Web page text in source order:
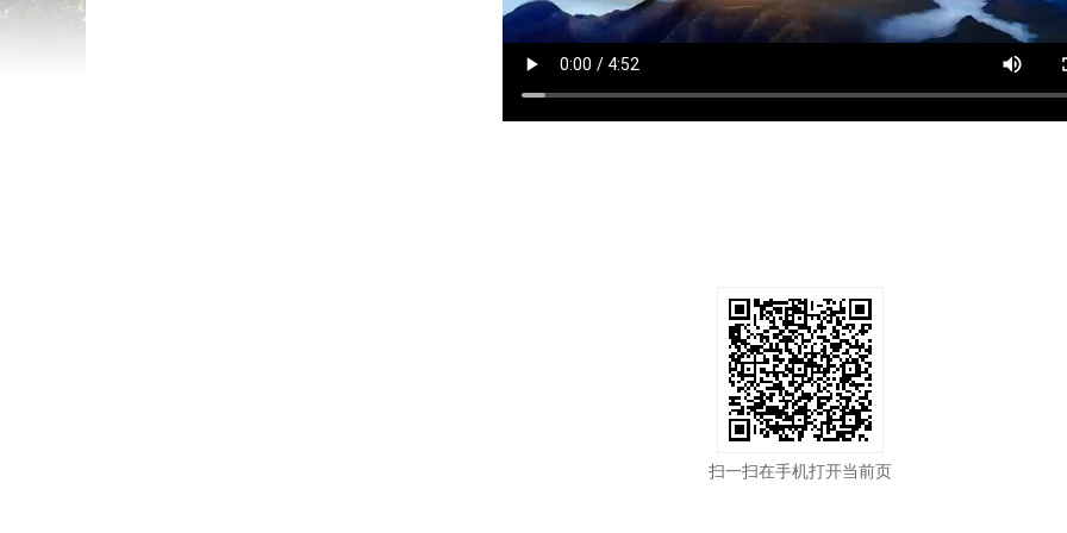
扫一扫在手机打开当前页